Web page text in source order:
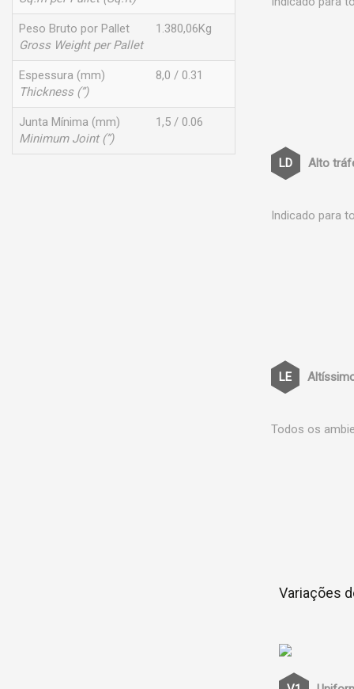
Peso Bruto por Pallet
Gross Weight per Pallet
1.380,06Kg
Espessura (mm)
Thickness (”)
8,0 / 0.31
Junta Mínima (mm)
Minimum Joint (”)
1,5 / 0.06
Alto
Indicado para
Todos os
Variações